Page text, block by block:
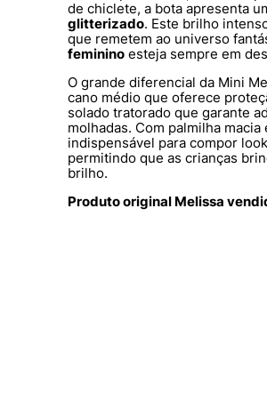
de chiclete, a bota apresenta
glitterizado. Este brilho
que remetem ao universo
feminino esteja sempre em
O grande diferencial da Mini
cano médio que oferece
solado tratorado que garante
molhadas. Com palmilha
indispensável para compor
permitindo que as crianças
brilho.
Produto original Melissa